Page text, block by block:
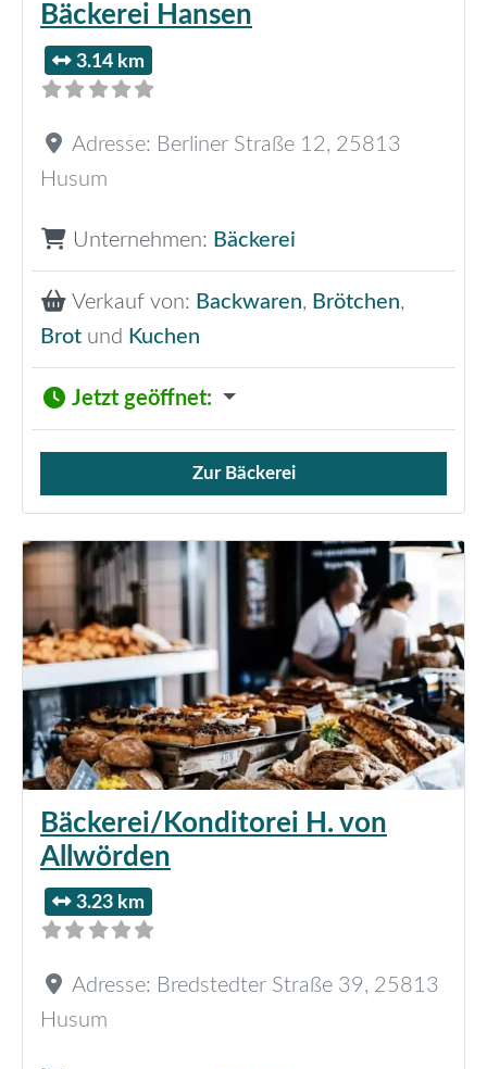
Bäckerei Hansen
3.14 km
Adresse: Berliner Straße 12, 25813
Husum
Unternehmen: Bäckerei
Verkauf von: Backwaren, Brötchen,
Brot und Kuchen
Jetzt geöffnet:
Verkauf von Brötchen,
Zur Bäckerei
Bäckerei/Konditorei H. von
Allwörden
3.23 km
Adresse: Bredstedter Straße 39, 25813
Husum